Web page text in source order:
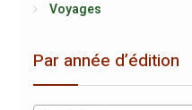
Voyages
Par année d’édition